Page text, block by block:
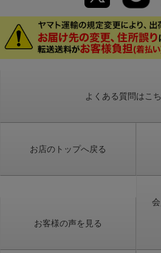
よくある質問はこ
お店のトップへ戻る
お客様の声を見る